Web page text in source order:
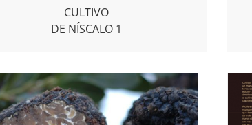
CULTIVO
DE NÍSCALO 1